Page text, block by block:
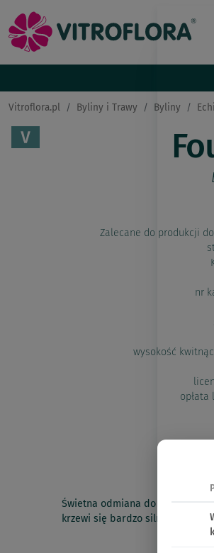
Vitroflora.pl Byliny i Trawy Byliny
Zalecane do produkcji
nr
wysokość
opłata
Świetna odmiana do sadzenia w
krzewi się bardzo silnie i